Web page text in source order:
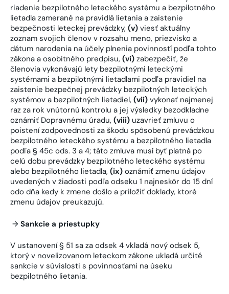
riadenie bezpilotného leteckého systému a bezpilotného
lietadla zamerané na pravidlá lietania a zaistenie
bezpečnosti leteckej prevádzky, (v) viesť aktuálny
zoznam svojich členov v rozsahu meno, priezvisko a
dátum narodenia na účely plnenia povinností podľa tohto
zákona a osobitného predpisu, (vi) zabezpečiť, že
členovia vykonávajú lety bezpilotnými leteckými
systémami a bezpilotnými lietadlami podľa pravidiel na
zaistenie bezpečnej prevádzky bezpilotných leteckých
systémov a bezpilotných lietadiel, (vii) vykonať najmenej
raz za rok vnútornú kontrolu a jej výsledky bezodkladne
oznámiť Dopravnému úradu, (viii) uzavrieť zmluvu o
poistení zodpovednosti za škodu spôsobenú prevádzkou
bezpilotného leteckého systému a bezpilotného lietadla
podľa § 45c ods. 3 a 4; táto zmluva musí byť platná po
celú dobu prevádzky bezpilotného leteckého systému
alebo bezpilotného lietadla, (ix) oznámiť zmenu údajov
uvedených v žiadosti podľa odseku 1 najneskôr do 15 dní
odo dňa kedy k zmene došlo a priložiť doklady, ktoré
zmenu údajov preukazujú.
→ Sankcie a priestupky
V ustanovení § 51 sa za odsek 4 vkladá nový odsek 5,
ktorý v novelizovanom leteckom zákone ukladá určité
sankcie v súvislosti s povinnosťami na úseku
bezpilotného lietania.